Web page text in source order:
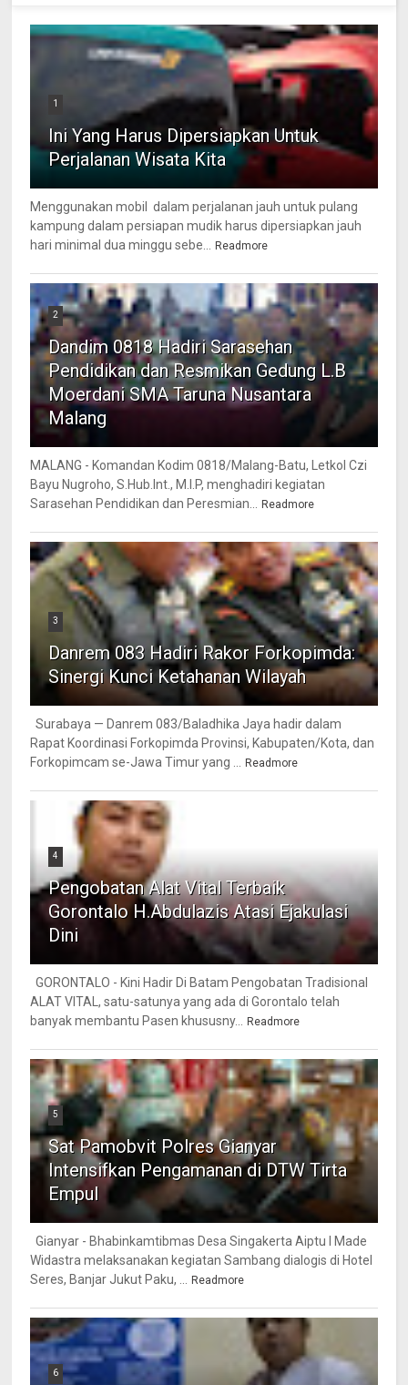
1
Ini Yang Harus Dipersiapkan Untuk
Perjalanan Wisata Kita
Menggunakan mobil dalam perjalanan jauh untuk pulang
kampung dalam persiapan mudik harus dipersiapkan jauh
hari minimal dua minggu sebe... Readmore
2
Dandim 0818 Hadiri Sarasehan
Pendidikan dan Resmikan Gedung L.B
Moerdani SMA Taruna Nusantara
Malang
MALANG - Komandan Kodim 0818/Malang-Batu, Letkol Czi
Bayu Nugroho, S.Hub.Int., M.I.P, menghadiri kegiatan
Sarasehan Pendidikan dan Peresmian... Readmore
3
Danrem 083 Hadiri Rakor Forkopimda:
Sinergi Kunci Ketahanan Wilayah
Surabaya — Danrem 083/Baladhika Jaya hadir dalam
Rapat Koordinasi Forkopimda Provinsi, Kabupaten/Kota, dan
Forkopimcam se-Jawa Timur yang ... Readmore
4
Pengobatan Alat Vital Terbaik
Gorontalo H.Abdulazis Atasi Ejakulasi
Dini
GORONTALO - Kini Hadir Di Batam Pengobatan Tradisional
ALAT VITAL, satu-satunya yang ada di Gorontalo telah
banyak membantu Pasen khususny... Readmore
5
Sat Pamobvit Polres Gianyar
Intensifkan Pengamanan di DTW Tirta
Empul
Gianyar - Bhabinkamtibmas Desa Singakerta Aiptu I Made
Widastra melaksanakan kegiatan Sambang dialogis di Hotel
Seres, Banjar Jukut Paku, ... Readmore
6